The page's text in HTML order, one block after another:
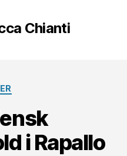
Chianti
i Rapallo